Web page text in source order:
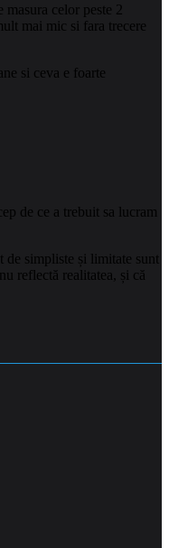
masura celor peste 2
mai mic si fara trecere
si ceva e foarte
de ce a trebuit sa lucram
de simpliste și limitate sunt
reflectă realitatea, și că